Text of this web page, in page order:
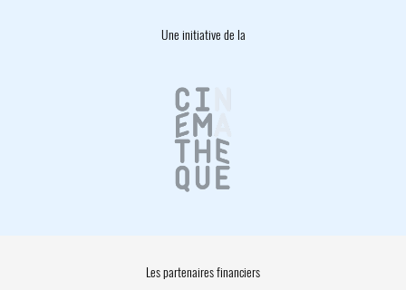
Une initiative de la
Les partenaires financiers